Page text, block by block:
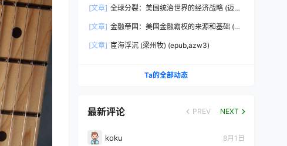
(epub,azw3,pdf)
[文章] 全球分裂：美国统治世界的经济战略 (迈克
[文章] 金融帝国：美国金融霸权的来源和基础 (迈
[文章] 宦海浮沉 (梁州牧) (epub,azw3)
Ta的全部动态
最新评论 PREV NEXT
koku 8月1日